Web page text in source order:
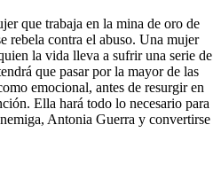
que trabaja en la mina de oro de
rebela contra el abuso. Una mujer
la vida lleva a sufrir una serie de
que pasar por la mayor de las
emocional, antes de resurgir en
Ella hará todo lo necesario para
Antonia Guerra y convertirse